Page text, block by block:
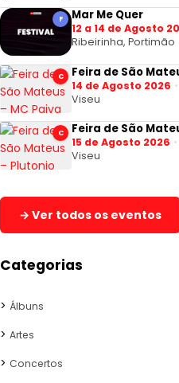
F Mar Me Quer
12 a 14 de Agosto
Ribeirinha, Portimão
C Feira de São
14 de Agosto 2026
Viseu
C Feira de São
15 de Agosto 2026
Viseu
→ Ver todos os eventos
Categorias
Álbuns
Artes
Concertos